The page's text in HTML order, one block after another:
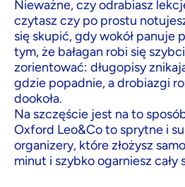
Nieważne, czy odrabiasz
czytasz czy po prostu
się skupić, gdy wokół panuje
tym, że bałagan robi się
zorientować: długopisy
gdzie popadnie, a drobiazgi
dookoła.
Na szczęście jest na to
Oxford Leo&Co to sprytne i
organizery, które złożysz
minut i szybko ogarniesz